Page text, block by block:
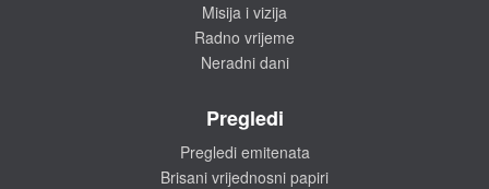
Misija i vizija
Radno vrijeme
Neradni dani
Pregledi
Pregledi emitenata
Brisani vrijednosni papiri